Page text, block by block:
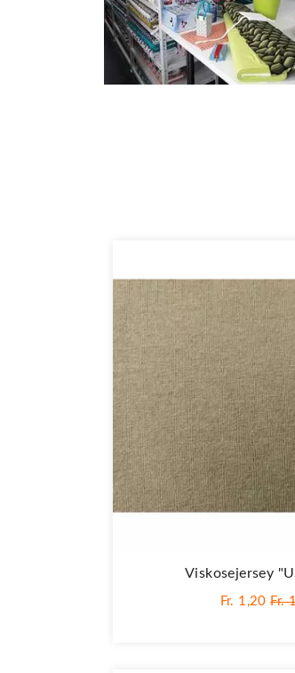
Viskosejersey
Fr. 1,20 Fr.